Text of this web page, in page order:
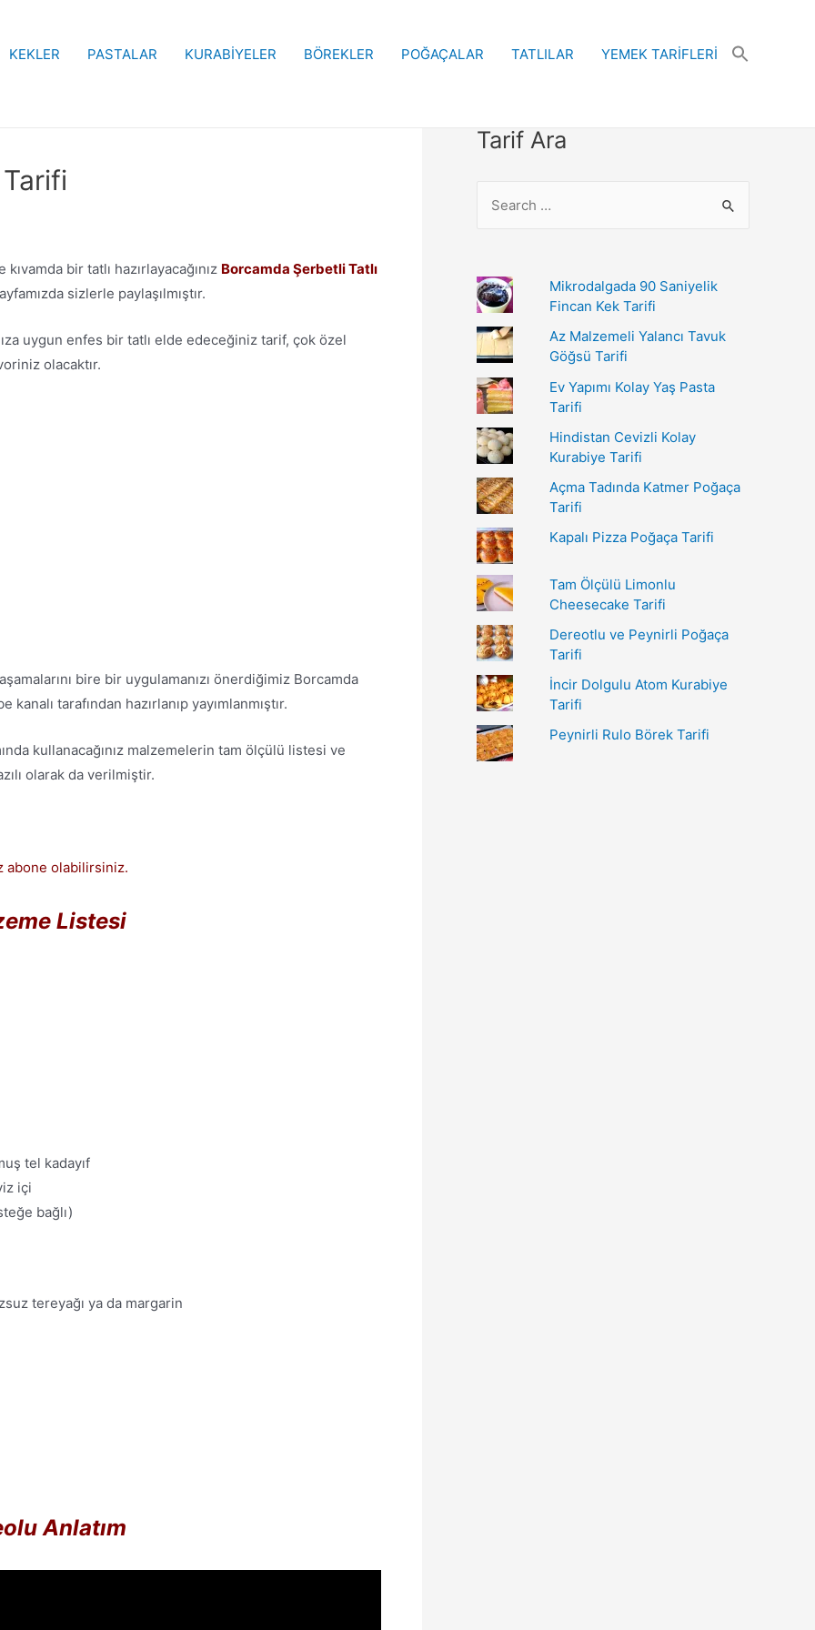
KEKLER PASTALAR KURABİYELER BÖREKLER POĞAÇALAR TATLILAR YEMEK TARİFLERİ
bir tatlı hazırlayacağınız Borcamda Şerbetli Tatlı
sizlerle paylaşılmıştır.
uygun enfes bir tatlı elde edeceğiniz tarif, çok özel
olacaktır.
bire bir uygulamanızı önerdiğimiz Borcamda
tarafından hazırlanıp yayımlanmıştır.
kullanacağınız malzemelerin tam ölçülü listesi ve
olarak da verilmiştir.
abone olabilirsiniz.
Listesi
tel kadayıf
içi
bağlı)
tereyağı ya da margarin
Anlatım
Tarif Ara
r
c
h
f
o
r
:
Mikrodalgada 90 Saniyelik
Fincan Kek Tarifi
Az Malzemeli Yalancı Tavuk
Göğsü Tarifi
Ev Yapımı Kolay Yaş Pasta
Tarifi
Hindistan Cevizli Kolay
Kurabiye Tarifi
Açma Tadında Katmer Poğaça
Tarifi
Kapalı Pizza Poğaça Tarifi
Tam Ölçülü Limonlu
Cheesecake Tarifi
Dereotlu ve Peynirli Poğaça
Tarifi
İncir Dolgulu Atom Kurabiye
Tarifi
Peynirli Rulo Börek Tarifi